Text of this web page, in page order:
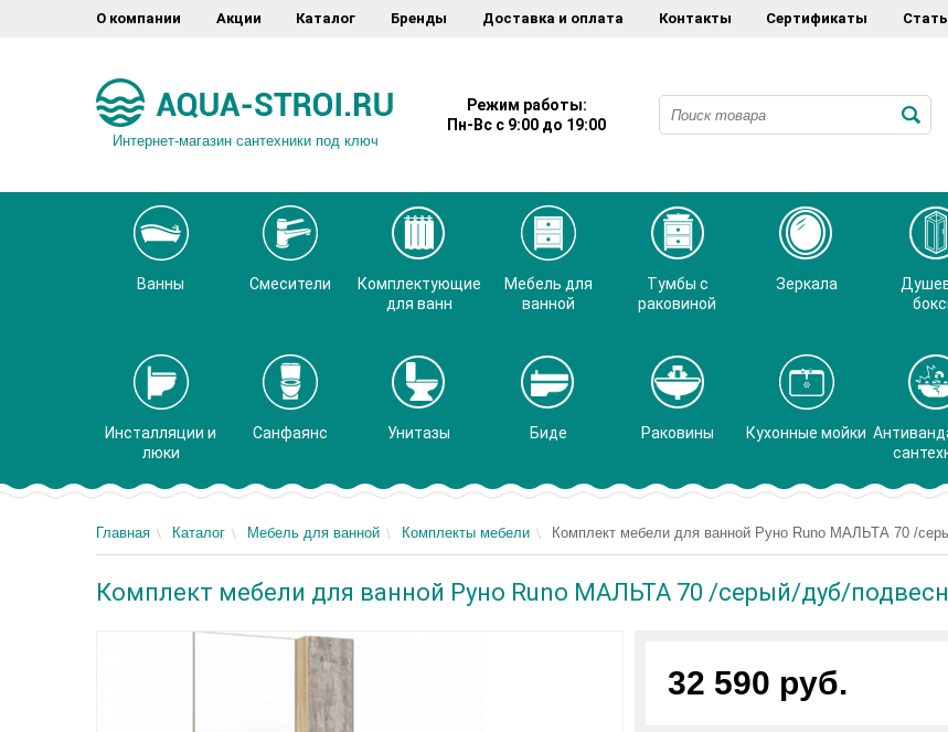
О компании Акции Каталог Бренды Доставка и оплата Контакты Сертификаты
Интернет-магазин сантехники под ключ
Режим работы:
Пн-Вс с 9:00 до 19:00
Ванны Смесители
Комплектующие
для ванн
Мебель для
ванной
Тумбы с
раковиной
Зеркала
Инсталляции и
люки
Санфаянс Унитазы Биде Раковины Кухонные мойки
Главная Каталог Мебель для ванной Комплекты мебели Комплект мебели для ванной Руно Runo МАЛЬТА 70 /
Комплект мебели для ванной Руно Runo МАЛЬТА 70 /серый/дуб/
32 590 руб.